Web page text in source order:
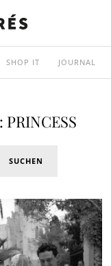
SHOP IT JOURNAL
PRINCESS